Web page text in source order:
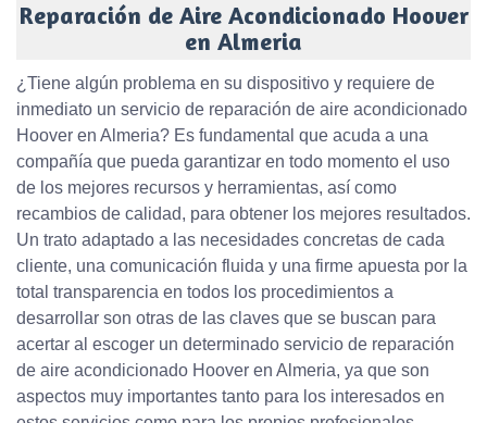
Reparación de Aire Acondicionado Hoover
en Almeria
¿Tiene algún problema en su dispositivo y requiere de
inmediato un servicio de reparación de aire acondicionado
Hoover en Almeria? Es fundamental que acuda a una
compañía que pueda garantizar en todo momento el uso
de los mejores recursos y herramientas, así como
recambios de calidad, para obtener los mejores resultados.
Un trato adaptado a las necesidades concretas de cada
cliente, una comunicación fluida y una firme apuesta por la
total transparencia en todos los procedimientos a
desarrollar son otras de las claves que se buscan para
acertar al escoger un determinado servicio de reparación
de aire acondicionado Hoover en Almeria, ya que son
aspectos muy importantes tanto para los interesados en